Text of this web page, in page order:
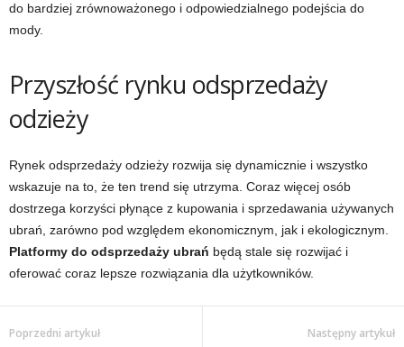
do bardziej zrównoważonego i odpowiedzialnego podejścia do
mody.
Przyszłość rynku odsprzedaży
odzieży
Rynek odsprzedaży odzieży rozwija się dynamicznie i wszystko
wskazuje na to, że ten trend się utrzyma. Coraz więcej osób
dostrzega korzyści płynące z kupowania i sprzedawania używanych
ubrań, zarówno pod względem ekonomicznym, jak i ekologicznym.
Platformy do odsprzedaży ubrań będą stale się rozwijać i
oferować coraz lepsze rozwiązania dla użytkowników.
Poprzedni artykuł Następny artykuł